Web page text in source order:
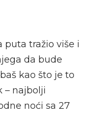
puta tražio više i
da bude
kao što je to
– najbolji
noći sa 27